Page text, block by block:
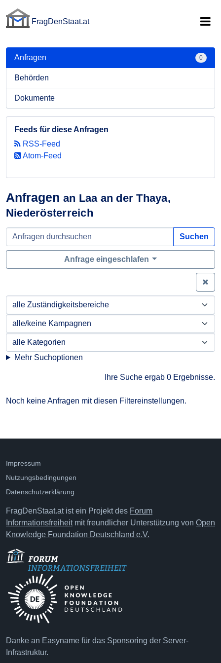
FragDenStaat.at
Anfragen an Laa an der Thaya,
Niederösterreich
Suchen
Anfrage eingeschlafen
Mehr Suchoptionen
Ihre Suche ergab 0 Ergebnisse.
Noch keine Anfragen mit diesen Filtereinstellungen.
Anfragen 0
Behörden
Dokumente
Feeds für diese Anfragen
RSS-Feed
Atom-Feed
Impressum
Nutzungsbedingungen
Datenschutzerklärung
FragDenStaat.at ist ein Projekt des Forum
Informationsfreiheitmit freundlicher Unterstützung von Open
Knowledge Foundation Deutschland e.V.
Danke an Easyname für das Sponsoring der Server-
Infrastruktur.